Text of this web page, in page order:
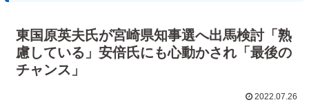
東国原英夫氏が宮崎県知事選へ出馬検討「熟
慮している」安倍氏にも心動かされ「最後の
チャンス」
2022.07.26